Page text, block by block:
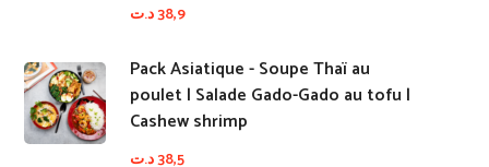
38,9د.ت
Pack Asiatique - Soupe Thaï au
poulet | Salade Gado-Gado au tofu |
Cashew shrimp
38,5د.ت